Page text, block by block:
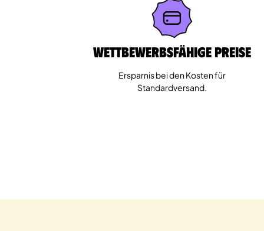
Wettbewerbsfähige Preise
Ersparnis bei den Kosten für
Standardversand.